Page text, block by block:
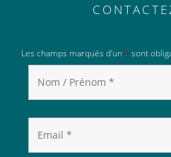
Les champs marqués d’un * sont